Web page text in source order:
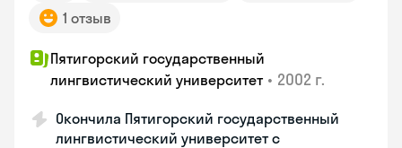
1 отзыв
Пятигорский государственный
лингвистический университет • 2002 г.
Окончила Пятигорский государственный
лингвистический университет с